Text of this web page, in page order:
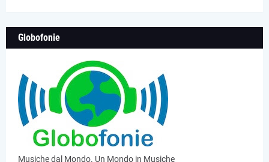
Globofonie
Musiche dal Mondo. Un Mondo in Musiche